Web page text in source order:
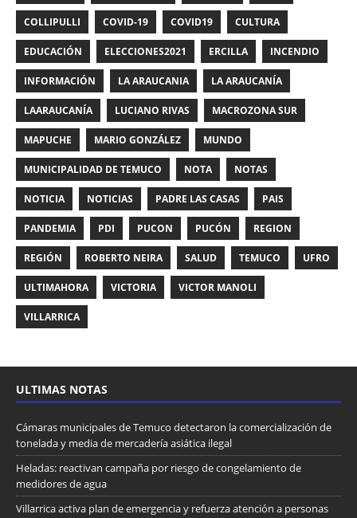
COLLIPULLI COVID-19 COVID19 CULTURA
EDUCACIÓN ELECCIONES2021 ERCILLA INCENDIO
INFORMACIÓN LA ARAUCANIA LA ARAUCANÍA
LAARAUCANÍA LUCIANO RIVAS MACROZONA SUR
MAPUCHE MARIO GONZÁLEZ MUNDO
MUNICIPALIDAD DE TEMUCO NOTA NOTAS
NOTICIA NOTICIAS PADRE LAS CASAS PAIS
PANDEMIA PDI PUCON PUCÓN REGION
REGIÓN ROBERTO NEIRA SALUD TEMUCO UFRO
ULTIMAHORA VICTORIA VICTOR MANOLI
VILLARRICA
ULTIMAS NOTAS
Cámaras municipales de Temuco detectaron la comercialización de
tonelada y media de mercadería asiática ilegal
Heladas: reactivan campaña por riesgo de congelamiento de
medidores de agua
Villarrica activa plan de emergencia y refuerza atención a personas